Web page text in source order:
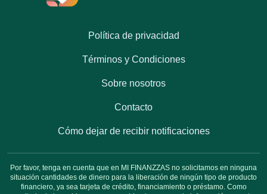
Política de privacidad
Términos y Condiciones
Sobre nosotros
Contacto
Cómo dejar de recibir notificaciones
Por favor, tenga en cuenta que en MI FINANZZAS no solicitamos en ninguna
situación cantidades de dinero para la liberación de ningún tipo de producto
financiero, ya sea tarjeta de crédito, financiamiento o préstamo. Como